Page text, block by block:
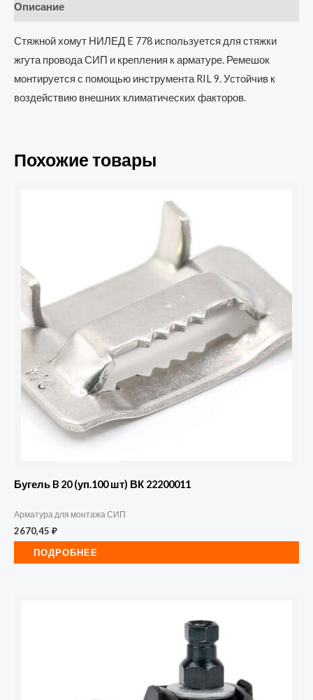
Описание
Стяжной хомут НИЛЕД E 778 используется для стяжки
жгута провода СИП и крепления к арматуре. Ремешок
монтируется с помощью инструмента RIL 9. Устойчив к
воздействию внешних климатических факторов.
Похожие товары
Бугель B 20 (уп.100 шт) ВК 22200011
Арматура для монтажа СИП
2670,45 ₽
ПОДРОБНЕЕ